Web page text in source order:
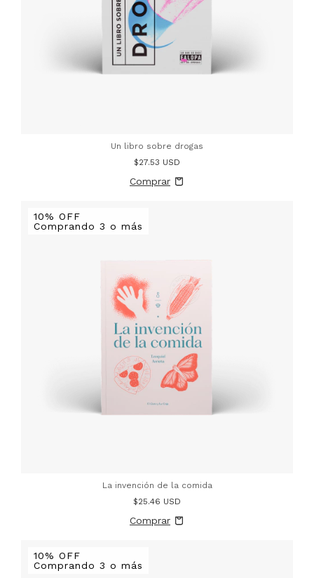
Un libro sobre drogas
$27.53 USD
10% OFF
Comprando 3 o más
La invención de la comida
$25.46 USD
10% OFF
Comprando 3 o más